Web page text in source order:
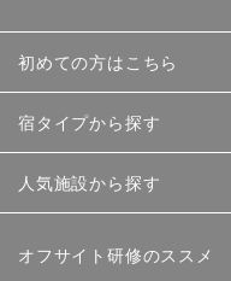
初めての方はこちら
宿タイプから探す
人気施設から探す
オフサイト研修のススメ